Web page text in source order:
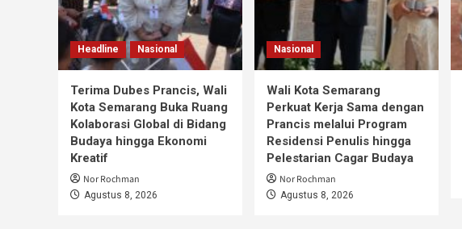
Headline Nasional
Terima Dubes Prancis, Wali
Kota Semarang Buka Ruang
Kolaborasi Global di Bidang
Budaya hingga Ekonomi
Kreatif
Nor Rochman
Agustus 8, 2026
Nasional
Wali Kota Semarang
Perkuat Kerja Sama dengan
Prancis melalui Program
Residensi Penulis hingga
Pelestarian Cagar Budaya
Nor Rochman
Agustus 8, 2026